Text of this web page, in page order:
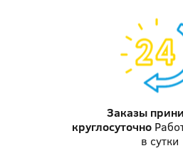
Заказы
круглосуточно
в сутки